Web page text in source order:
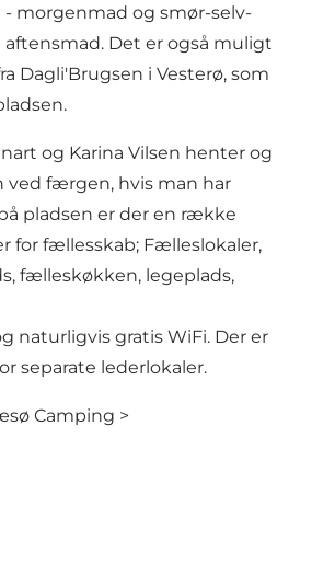
morgenmad og smør-selv-
Det er også muligt
Dagli'Brugsen i Vesterø, som
og Karina Vilsen henter og
ved færgen, hvis man har
pladsen er der en række
for fællesskab; Fælleslokaler,
fælleskøkken, legeplads,
naturligvis gratis WiFi. Der er
separate lederlokaler.
Camping >